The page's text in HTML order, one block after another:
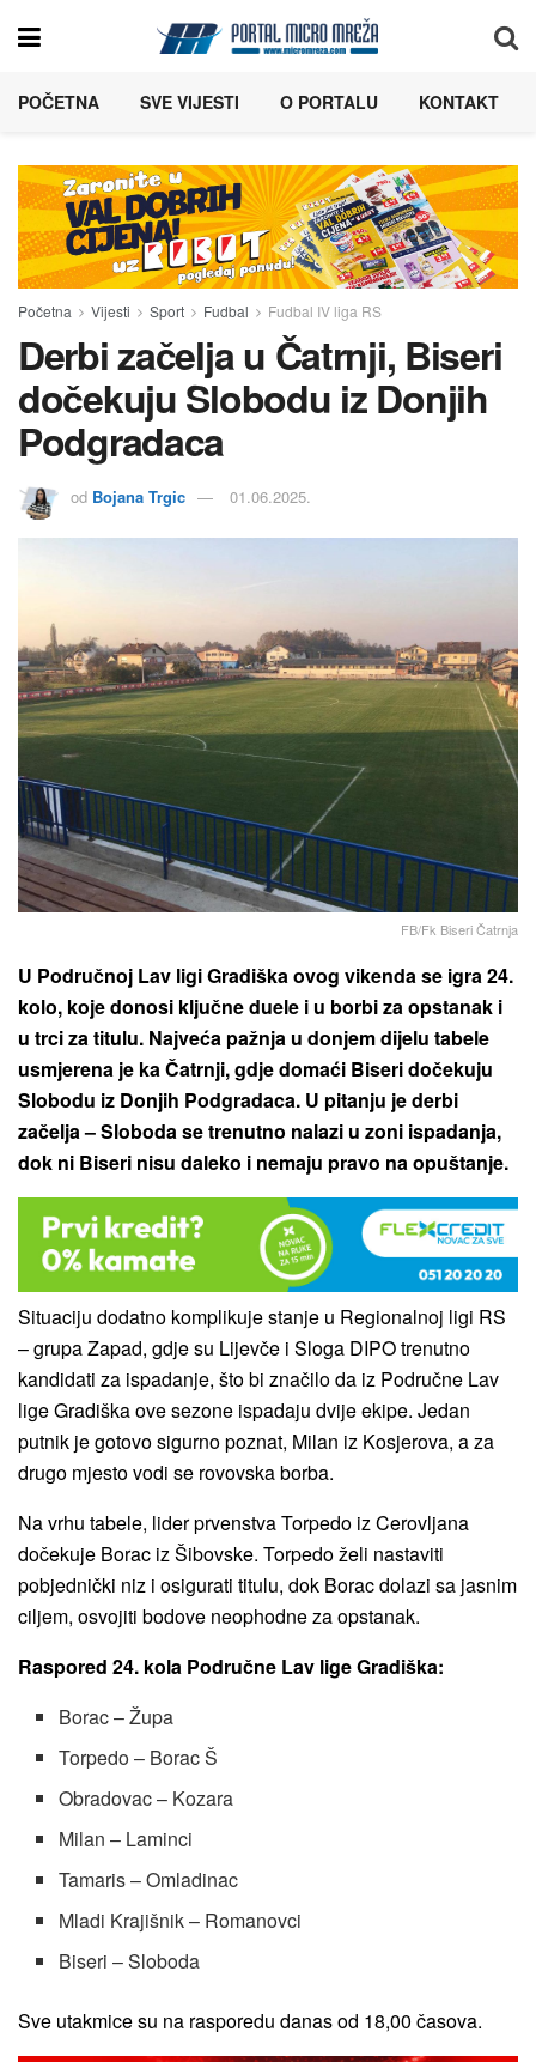
POČETNA SVE VIJESTI O PORTALU KONTAKT
Početna Vijesti Sport Fudbal Fudbal IV liga RS
Derbi začelja u Čatrnji, Biseri
dočekuju Slobodu iz Donjih
Podgradaca
od Bojana Trgic 01.06.2025.
FB/Fk Biseri Čatrnja
U Područnoj Lav ligi Gradiška ovog vikenda se igra 24.
kolo, koje donosi ključne duele i u borbi za opstanak i
u trci za titulu. Najveća pažnja u donjem dijelu tabele
usmjerena je ka Čatrnji, gdje domaći Biseri dočekuju
Slobodu iz Donjih Podgradaca. U pitanju je derbi
začelja – Sloboda se trenutno nalazi u zoni ispadanja,
dok ni Biseri nisu daleko i nemaju pravo na opuštanje.
Situaciju dodatno komplikuje stanje u Regionalnoj ligi RS
– grupa Zapad, gdje su Lijevče i Sloga DIPO trenutno
kandidati za ispadanje, što bi značilo da iz Područne Lav
lige Gradiška ove sezone ispadaju dvije ekipe. Jedan
putnik je gotovo sigurno poznat, Milan iz Kosjerova, a za
drugo mjesto vodi se rovovska borba.
Na vrhu tabele, lider prvenstva Torpedo iz Cerovljana
dočekuje Borac iz Šibovske. Torpedo želi nastaviti
pobjednički niz i osigurati titulu, dok Borac dolazi sa jasnim
ciljem, osvojiti bodove neophodne za opstanak.
Raspored 24. kola Područne Lav lige Gradiška:
Borac – Župa
Torpedo – Borac Š
Obradovac – Kozara
Milan – Laminci
Tamaris – Omladinac
Mladi Krajišnik – Romanovci
Biseri – Sloboda
Sve utakmice su na rasporedu danas od 18,00 časova.